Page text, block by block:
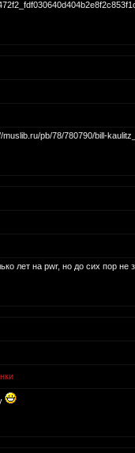
pb/78/780790/bill-
лет на pwr, но до сих пор не